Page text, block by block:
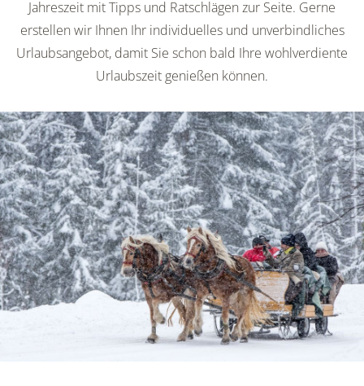
Jahreszeit mit Tipps und Ratschlägen zur Seite. Gerne
erstellen wir Ihnen Ihr individuelles und unverbindliches
Urlaubsangebot, damit Sie schon bald Ihre wohlverdiente
Urlaubszeit genießen können.